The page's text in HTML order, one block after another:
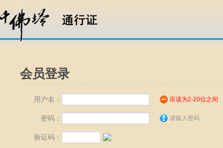
会员登录
用户名： 应该为2-20位之间
密码： 请输入密码
验证码：